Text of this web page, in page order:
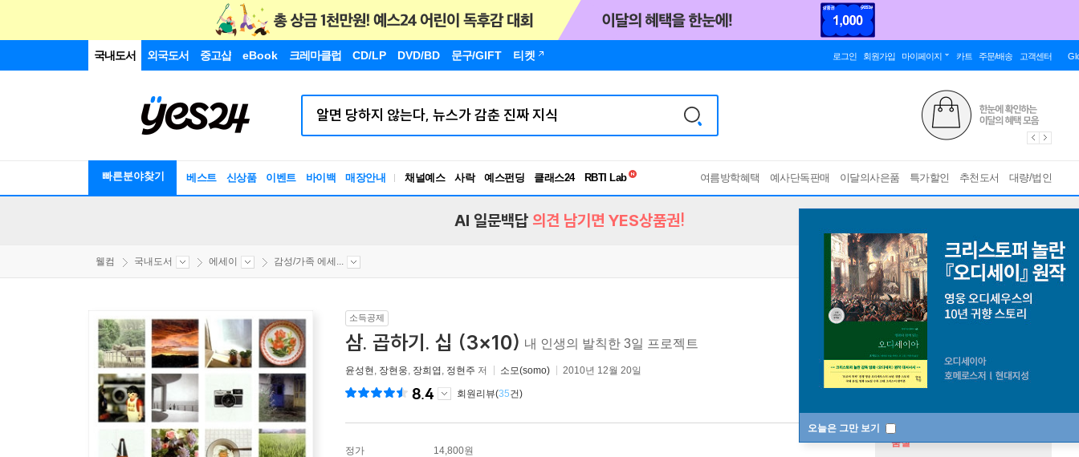
국내도서 외국도서 중고샵 eBook 크레마클럽 CD/LP DVD/BD 문구/GIFT 티켓 로그인 회원가입 마이페이지 카트 주문/배송 고객센터
빠른분야찾기 베스트 신상품 이벤트 바이백 매장안내 채널예스 사락 예스펀딩 클래스24
독서유형검사
여름방학혜택 예사단독판매 이달의사은품 특가할인 추천도서 대량/법인
오늘은 그만 보기
AI 일문백답 의견 남기면 YES상품권!
웰컴 국내도서 에세이 감성/가족 에세...
소득공제
삼. 곱하기. 십 (3×10) 내 인생의 발칙한 3일 프로젝트
윤성현 , 장현웅, 장희엽 , 정현주 저 소모(somo) 2010년 12월 20일
8.4 회원리뷰(35건)
정가 14,800원
품절